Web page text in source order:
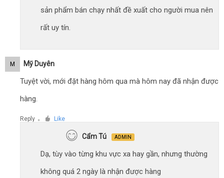
sản phẩm bán chạy nhất đề xuất cho người mua nên
rất uy tín.
M Mỹ Duyên
Tuyệt vời, mới đặt hàng hôm qua mà hôm nay đã nhận được
hàng.
Reply ● Like
Cẩm Tú ADMIN
Dạ, tùy vào từng khu vực xa hay gần, nhưng thường
không quá 2 ngày là nhận được hàng